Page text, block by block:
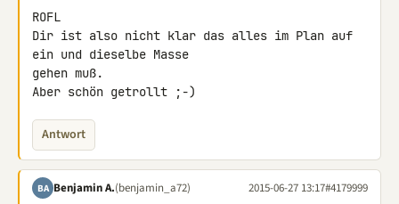
ROFL
Dir ist also nicht klar das alles im Plan auf
ein und dieselbe Masse
gehen muß.
Aber schön getrollt ;-)
Antwort
BA Benjamin A.(benjamin_a72) 2015-06-27 13:17#4179999